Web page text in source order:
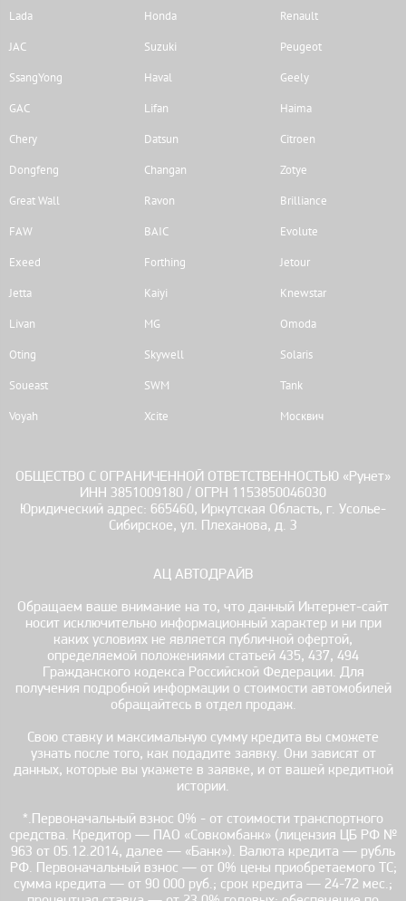
Lada
Honda
Renault
JAC
Suzuki
Peugeot
SsangYong
Haval
Geely
GAC
Lifan
Haima
Chery
Datsun
Citroen
Dongfeng
Changan
Zotye
Great Wall
Ravon
Brilliance
FAW
BAIC
Evolute
Exeed
Forthing
Jetour
Jetta
Kaiyi
Knewstar
Livan
MG
Omoda
Oting
Skywell
Solaris
Soueast
SWM
Tank
Voyah
Xcite Москвич
ОБЩЕСТВО С ОГРАНИЧЕННОЙ ОТВЕТСТВЕННОСТЬЮ «Рунет»
ИНН 3851009180 / ОГРН 1153850046030
Юридический адрес: 665460, Иркутская Область, г. Усолье-
Сибирское, ул. Плеханова, д. 3
АЦ АВТОДРАЙВ
Обращаем ваше внимание на то, что данный Интернет-сайт
носит исключительно информационный характер и ни при
каких условиях не является публичной офертой,
определяемой положениями статьей 435, 437, 494
Гражданского кодекса Российской Федерации. Для
получения подробной информации о стоимости автомобилей
обращайтесь в отдел продаж.
Свою ставку и максимальную сумму кредита вы сможете
узнать после того, как подадите заявку. Они зависят от
данных, которые вы укажете в заявке, и от вашей кредитной
истории.
*.Первоначальный взнос 0% - от стоимости транспортного
средства. Кредитор — ПАО «Совкомбанк» (лицензия ЦБ РФ №
963 от 05.12.2014, далее — «Банк»). Валюта кредита — рубль
РФ. Первоначальный взнос — от 0% цены приобретаемого ТС;
сумма кредита — от 90 000 руб.; срок кредита — 24-72 мес.;